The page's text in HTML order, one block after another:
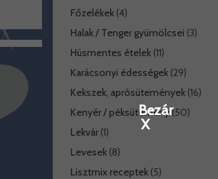
Főzelékek(4)
Halak / Tenger gyümölcsei (3)
Húsmentes ételek(11)
Karácsonyi édességek(29)
Kekszek, aprósütemények(16)
Kenyér / péksütemény(50)
Lekvár(1)
Levesek(8)
Lisztmix receptek(5)
Bezár
X